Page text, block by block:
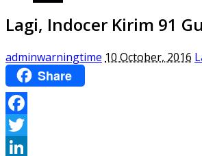
Lagi, Indocer Kirim 91
adminwarningtime 10 October, 2016
Share
Facebook
Twitter